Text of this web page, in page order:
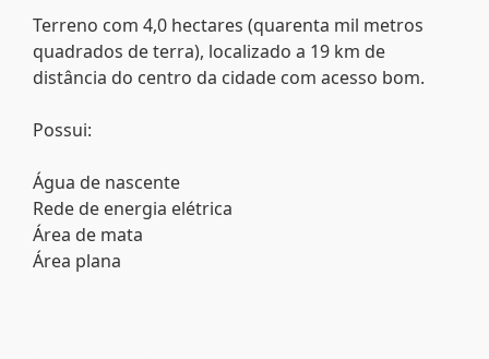
Terreno com 4,0 hectares (quarenta mil metros
quadrados de terra), localizado a 19 km de
distância do centro da cidade com acesso bom.
Possui:
Água de nascente
Rede de energia elétrica
Área de mata
Área plana